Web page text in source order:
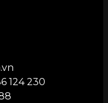
124 230